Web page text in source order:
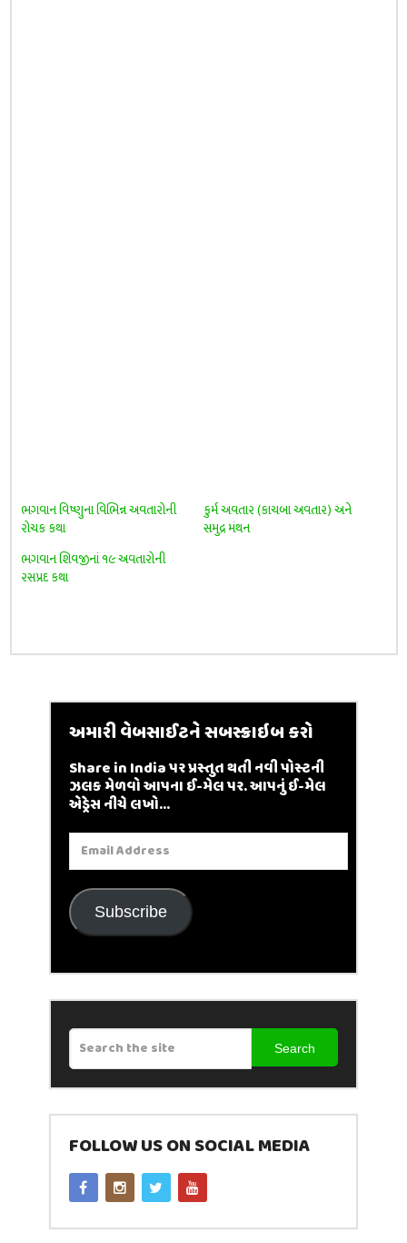
ભગવાન વિષ્ણુના વિભિન્ન અવતારોની
રોચક કથા
કુર્મ અવતાર (કાચબા અવતાર) અને
સમુદ્ર મંથન
ભગવાન શિવજીનાં ૧૯ અવતારોની
રસપ્રદ કથા
અમારી વેબસાઈટને સબસ્ક્રાઇબ કરો
Share in India પર પ્રસ્તુત થતી નવી પોસ્ટની
ઝલક મેળવો આપના ઈ-મેલ પર. આપનું ઈ-મેલ
એડ્રેસ નીચે લખો...
Email
Address
Subscribe
Search
FOLLOW US ON SOCIAL MEDIA